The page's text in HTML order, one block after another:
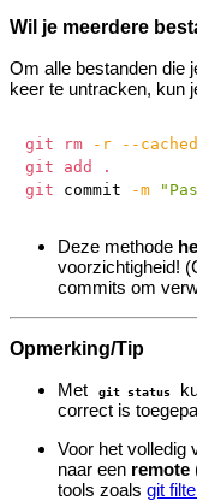
Wil je meerdere
Om alle bestanden die
keer te untracken, kun
git rm -r --cached
git
add
.
git commit -m
Deze methode
voorzichtigheid!
commits om
Opmerking/Tip
Met
git status
correct is
Voor het volledig
naar een remote
tools zoals git